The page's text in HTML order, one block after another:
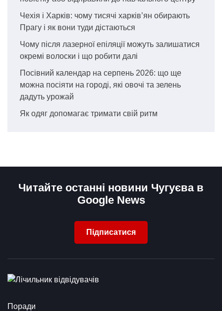
Чехія і Харків: чому тисячі харків’ян обирають
Прагу і як вони туди дістаються
Чому після лазерної епіляції можуть залишатися
окремі волоски і що робити далі
Посівний календар на серпень 2026: що ще
можна посіяти на городі, які овочі та зелень
дадуть урожай
Як одяг допомагає тримати свій ритм
Читайте останні новини Чугуєва в
Google News
Підписатися
Поради